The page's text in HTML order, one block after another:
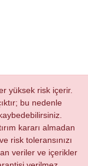
yüksek risk içerir.
bu nedenle
kararı almadan
risk toleransınızı
veriler ve içerikler